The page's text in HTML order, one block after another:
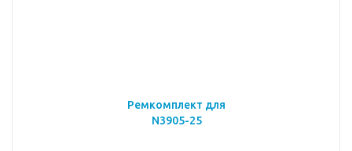
Ремкомплект для
N3905-25